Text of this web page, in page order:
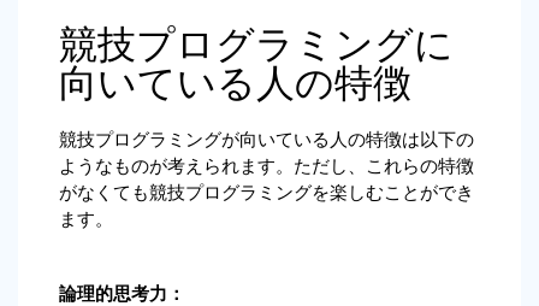
競技プログラミングに
向いている人の特徴
競技プログラミングが向いている人の特徴は以下の
ようなものが考えられます。ただし、これらの特徴
がなくても競技プログラミングを楽しむことができ
ます。
論理的思考力：